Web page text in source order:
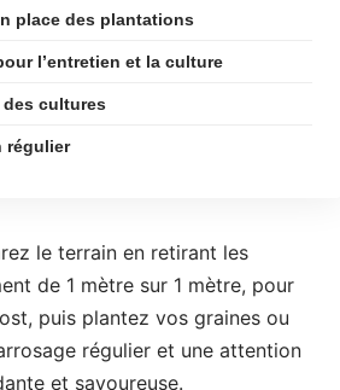
place des plantations
l’entretien et la culture
cultures
régulier
le terrain en retirant les
de 1 mètre sur 1 mètre, pour
puis plantez vos graines ou
régulier et une attention
et savoureuse.